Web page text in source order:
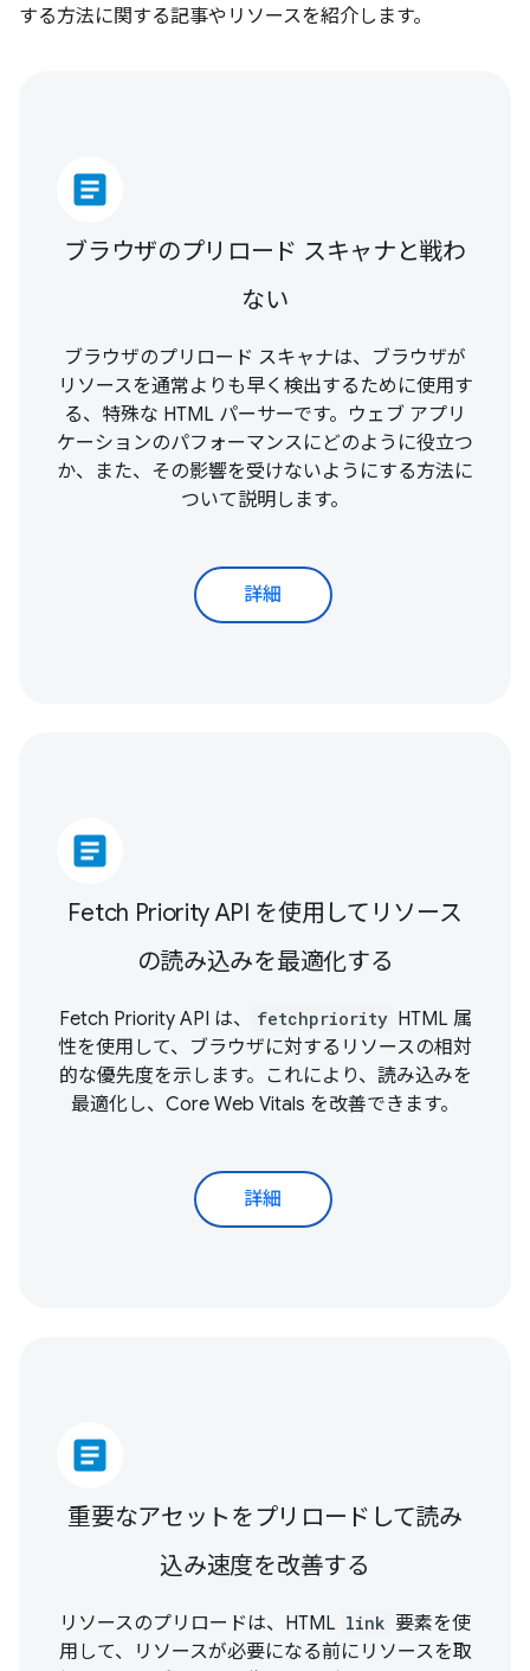
する方法に関する記事やリソースを紹介します。
article
ブラウザのプリロード スキャナと戦わ
ない
ブラウザのプリロード スキャナは、ブラウザが
リソースを通常よりも早く検出するために使用す
る、特殊な HTML パーサーです。ウェブ アプリ
ケーションのパフォーマンスにどのように役立つ
か、また、その影響を受けないようにする方法に
ついて説明します。
詳細
article
Fetch Priority API を使用してリソース
の読み込みを最適化する
Fetch Priority API は、 fetchpriority HTML 属
性を使用して、ブラウザに対するリソースの相対
的な優先度を示します。これにより、読み込みを
最適化し、 Core Web Vitals を改善できます。
詳細
article
重要なアセットをプリロードして読み
込み速度を改善する
リソースのプリロードは、HTML link 要素を使
用して、リソースが必要になる前にリソースを取